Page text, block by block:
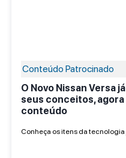
Conteúdo Patrocinado
O Novo Nissan Versa
seus conceitos,
conteúdo
Conheça os itens da